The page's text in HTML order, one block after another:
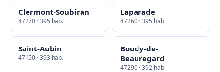
Clermont-Soubiran
47270 · 395 hab.
Laparade
47260 · 395 hab.
Saint-Aubin
47150 · 393 hab.
Boudy-de-
Beauregard
47290 · 392 hab.